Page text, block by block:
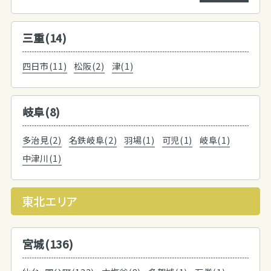
三重(14)
四日市(11) 松阪(2) 津(1)
岐阜(8)
多治見(2) 名鉄岐阜(2) 羽場(1) 可児(1)
岐阜(1)
中津川(1)
東北エリア
宮城(136)